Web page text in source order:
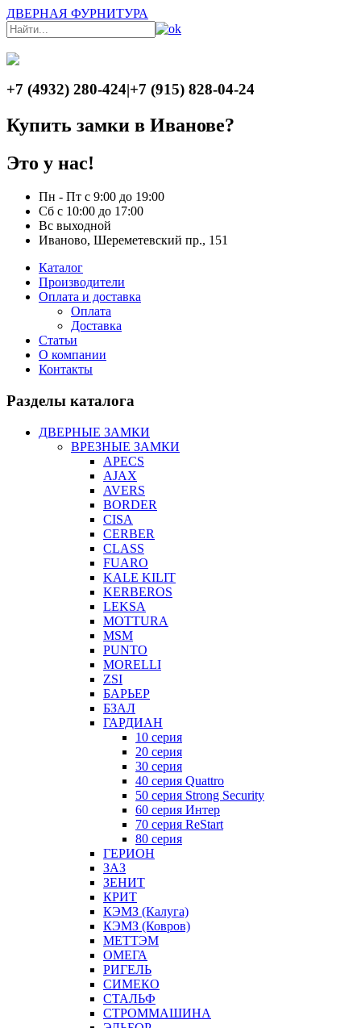
ДВЕРНАЯ ФУРНИТУРА
+7 (4932) 280-424|+7 (915) 828-04-24
Купить замки в Иванове?
Это у нас!
Пн - Пт с 9:00 до 19:00
Сб с 10:00 до 17:00
Вс выходной
Иваново, Шереметевский пр., 151
Каталог
Производители
Оплата и доставка
Оплата
Доставка
Статьи
О компании
Контакты
Разделы каталога
ДВЕРНЫЕ ЗАМКИ
ВРЕЗНЫЕ ЗАМКИ
APECS
AJAX
AVERS
BORDER
CISA
CERBER
CLASS
FUARO
KALE KILIT
KERBEROS
LEKSA
MOTTURA
MSM
PUNTO
MORELLI
ZSI
БАРЬЕР
БЗАЛ
ГАРДИАН
10 серия
20 серия
30 серия
40 серия Quattro
50 серия Strong Security
60 серия Интер
70 серия ReStart
80 серия
ГЕРИОН
ЗАЗ
ЗЕНИТ
КРИТ
КЭМЗ (Калуга)
КЭМЗ (Ковров)
МЕТТЭМ
ОМЕГА
РИГЕЛЬ
СИМЕКО
СТАЛЬФ
СТРОММАШИНА